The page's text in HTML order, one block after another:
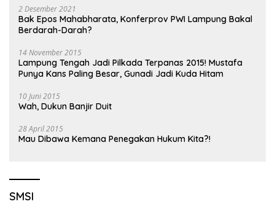
2 Desember 2021
Bak Epos Mahabharata, Konferprov PWI Lampung Bakal
Berdarah-Darah?
14 November 2015
Lampung Tengah Jadi Pilkada Terpanas 2015! Mustafa
Punya Kans Paling Besar, Gunadi Jadi Kuda Hitam
10 Juni 2015
Wah, Dukun Banjir Duit
28 April 2015
Mau Dibawa Kemana Penegakan Hukum Kita?!
SMSI